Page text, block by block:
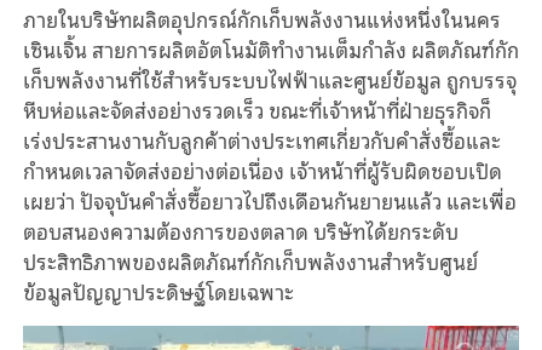
ภายในบริษัทผลิตอุปกรณ์กักเก็บพลังงานแห่งหนึ่งในนคร
เซินเจิ้น สายการผลิตอัตโนมัติทำงานเต็มกำลัง ผลิตภัณฑ์กัก
เก็บพลังงานที่ใช้สำหรับระบบไฟฟ้าและศูนย์ข้อมูล ถูกบรรจุ
หีบห่อและจัดส่งอย่างรวดเร็ว ขณะที่เจ้าหน้าที่ฝ่ายธุรกิจก็
เร่งประสานงานกับลูกค้าต่างประเทศเกี่ยวกับคำสั่งซื้อและ
กำหนดเวลาจัดส่งอย่างต่อเนื่อง เจ้าหน้าที่ผู้รับผิดชอบเปิด
เผยว่า ปัจจุบันคำสั่งซื้อยาวไปถึงเดือนกันยายนแล้ว และเพื่อ
ตอบสนองความต้องการของตลาด บริษัทได้ยกระดับ
ประสิทธิภาพของผลิตภัณฑ์กักเก็บพลังงานสำหรับศูนย์
ข้อมูลปัญญาประดิษฐ์โดยเฉพาะ